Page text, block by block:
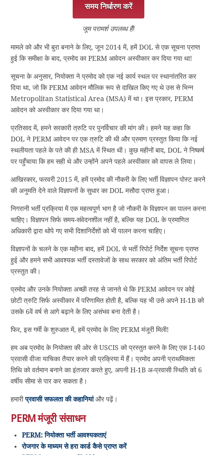
समय निर्धारण करें
जूम परामर्श उपलब्ध हैं!
मामले को और भी बुरा बनाने के लिए, जून 2014 में, हमें DOL से एक सूचना प्राप्त
हुई कि समीक्षा के बाद, प्रमोद का PERM आवेदन अस्वीकार कर दिया गया था!
सूचना के अनुसार, नियोक्ता ने प्रमोद को एक नई कार्य स्थल पर स्थानांतरित कर
दिया था, जो कि PERM आवेदन मौलिक रूप से दाखिल किए गए थे उस से भिन्न
Metropolitan Statistical Area (MSA) में था। इस प्रकार, PERM
आवेदन को अस्वीकार कर दिया गया था।
प्रतिसाद में, हमने सरकारी त्रुटि पर पुनर्विचार की मांग की। हमने यह कहा कि
DOL ने PERM आवेदन पर एक त्रुटि की थी और प्रमाण प्रस्तुत किया कि नई
स्थलीयता पहले के पते की ही MSA में स्थित थी। कुछ महीनों बाद, DOL ने निष्कर्ष
पर पहुँचाया कि हम सही थे और उन्होंने अपने पहले अस्वीकार को वापस ले लिया।
आखिरकार, फरवरी 2015 में, हमें प्रमोद की नौकरी के लिए भर्ती विज्ञापन पोस्ट करने
की अनुमति देने वाले विज्ञापनों के सुधार का DOL मसौदा प्राप्त हुआ।
निगरानी भर्ती प्रक्रिया में एक महत्वपूर्ण भाग है जो नौकरी के विज्ञापन का पालन करना
चाहिए। विज्ञापन सिर्फ समय-संवेदनशील नहीं है, बल्कि यह DOL के प्रमाणित
अधिकारी द्वारा थोपे गए सभी दिशानिर्देशों को भी पालन करना चाहिए।
विज्ञापनों के चलने के एक महीना बाद, हमें DOL से भर्ती रिपोर्ट निर्देश सूचना प्राप्त
हुई और हमने सभी आवश्यक भर्ती दस्तावेजों के साथ सरकार को अंतिम भर्ती रिपोर्ट
प्रस्तुत की।
प्रमोद और उनके नियोक्ता अच्छी तरह से जानते थे कि PERM आवेदन पर कोई
छोटी त्रुटि सिर्फ अस्वीकार में परिणामित होती है, बल्कि यह भी उसे अपने H-1B को
उसके 6वें वर्ष से आगे बढ़ाने के लिए असंभव बना देती है।
फिर, इस गर्मी के शुरुआत में, हमें प्रमोद के लिए PERM मंजूरी मिली!
हम अब प्रमोद के नियोक्ता की ओर से USCIS को प्रस्तुत करने के लिए एक I-140
प्रवासी वीजा याचिका तैयार करने की प्रक्रिया में हैं। प्रमोद अपनी प्राथमिकता
तिथि को वर्तमान बनाने का इंतजार करते हुए, अपनी H-1B अ-प्रवासी स्थिति को 6
वर्षीय सीमा से पार कर सकता है।
हमारीप्रवासी सफलता की कहानियांऔर पढ़ें।
PERM मंजूरी संसाधन
PERM: नियोक्ता भर्ती आवश्यकताएं
रोजगार के माध्यम से हरा कार्ड कैसे प्राप्त करें